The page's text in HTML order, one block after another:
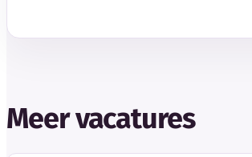
Meer vacatures